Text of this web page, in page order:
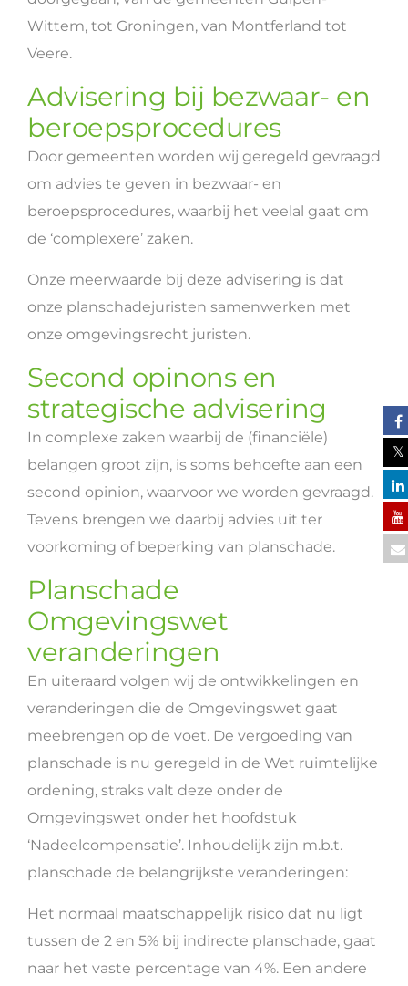
Wittem, tot Groningen, van Montferland tot
Veere.
Advisering bij bezwaar- en
beroepsprocedures
Door gemeenten worden wij geregeld gevraagd
om advies te geven in bezwaar- en
beroepsprocedures, waarbij het veelal gaat om
de ‘complexere’ zaken.
Onze meerwaarde bij deze advisering is dat
onze planschadejuristen samenwerken met
onze omgevingsrecht juristen.
Second opinons en
strategische advisering
In complexe zaken waarbij de (financiële)
belangen groot zijn, is soms behoefte aan een
second opinion, waarvoor we worden gevraagd.
Tevens brengen we daarbij advies uit ter
voorkoming of beperking van planschade.
Planschade
Omgevingswet
veranderingen
En uiteraard volgen wij de ontwikkelingen en
veranderingen die de Omgevingswet gaat
meebrengen op de voet. De vergoeding van
planschade is nu geregeld in de Wet ruimtelijke
ordening, straks valt deze onder de
Omgevingswet onder het hoofdstuk
‘Nadeelcompensatie’. Inhoudelijk zijn m.b.t.
planschade de belangrijkste veranderingen:
Het normaal maatschappelijk risico dat nu ligt
tussen de 2 en 5% bij indirecte planschade, gaat
naar het vaste percentage van 4%. Een andere